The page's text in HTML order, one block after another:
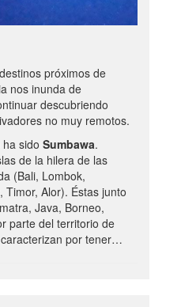
próximos de
nos inunda de
descubriendo
no muy remotos.
sido Sumbawa.
de la hilera de las
(Bali, Lombok,
Timor, Alor). Éstas junto
Java, Borneo,
parte del territorio de
por tener…